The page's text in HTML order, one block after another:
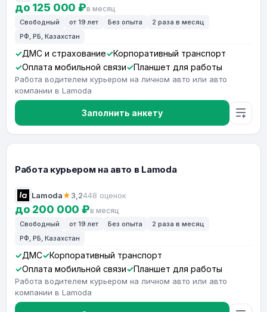
до 125 000 ₽в месяц
Свободный от 19 лет Без опыта
2 раза в месяц
РФ, РБ, Казахстан
ДМС и страхование
Корпоративный транспорт
Оплата мобильной связи
Планшет для работы
Работа водителем курьером на личном авто или авто
компании в Lamoda
Заполнить анкету
Работа курьером на авто в Lamoda
Lamoda★3,2448 оценок
до 200 000 ₽в месяц
Свободный от 19 лет Без опыта
2 раза в месяц
РФ, РБ, Казахстан
ДМС
Корпоративный транспорт
Оплата мобильной связи
Планшет для работы
Работа водителем курьером на личном авто или авто
компании в Lamoda